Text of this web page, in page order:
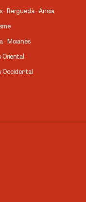
· Berguedà · Anoia
· Moianès
Oriental
Occidental